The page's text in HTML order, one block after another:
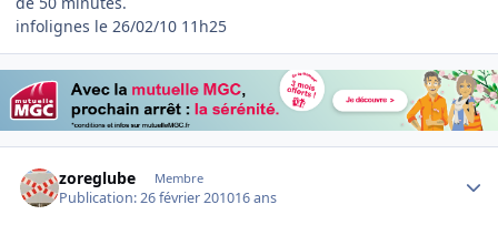
infolignes le 26/02/10 11h25
zoreglube Membre
Publication:26 février 201016 ans